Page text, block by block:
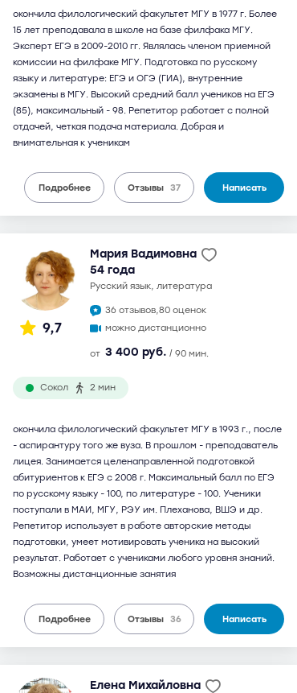
окончила филологический факультет МГУ в 1977 г. Более
15 лет преподавала в школе на базе филфака МГУ.
Эксперт ЕГЭ в 2009-2010 гг. Являлась членом приемной
комиссии на филфаке МГУ. Подготовка по русскому
языку и литературе: ЕГЭ и ОГЭ (ГИА), внутренние
экзамены в МГУ. Высокий средний балл учеников на ЕГЭ
(85), максимальный - 98. Репетитор работает с полной
отдачей, четкая подача материала. Добрая и
внимательная к ученикам
Подробнее Отзывы 37 Написать
9,7
Мария Вадимовна
54 года
русский язык, литература
36 отзывов,80 оценок
можно дистанционно
от 3 400 руб. / 90 мин.
Сокол 2 мин
окончила филологический факультет МГУ в 1993 г., после
- аспирантуру того же вуза. В прошлом - преподаватель
лицея. Занимается целенаправленной подготовкой
абитуриентов к ЕГЭ с 2008 г. Максимальный балл по ЕГЭ
по русскому языку - 100, по литературе - 100. Ученики
поступали в МАИ, МГУ, РЭУ им. Плеханова, ВШЭ и др.
Репетитор использует в работе авторские методы
подготовки, умеет мотивировать ученика на высокий
результат. Работает с учениками любого уровня знаний.
Возможны дистанционные занятия
Подробнее Отзывы 36 Написать
Елена Михайловна